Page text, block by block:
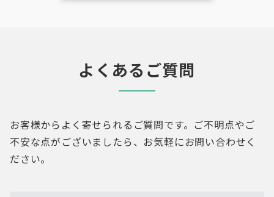
よくあるご質問
お客様からよく寄せられるご質問です。ご不明点やご
不安な点がございましたら、お気軽にお問い合わせく
ださい。